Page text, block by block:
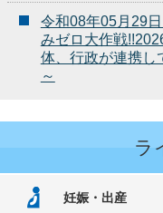
令和08年05月29
みゼロ大作戦
体、行政が連携し
～
ラ
妊娠・出産